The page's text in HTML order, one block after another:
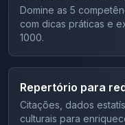
Domine as 5
com dicas práticas e
1000.
Repertório para
Citações, dados
culturais para